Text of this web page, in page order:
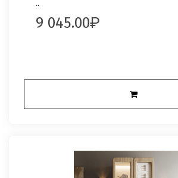
..
9 045.00